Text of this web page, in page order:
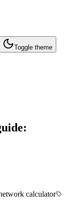
Toggle theme
calculator